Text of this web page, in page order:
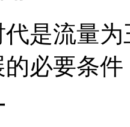
是流量
必要条件